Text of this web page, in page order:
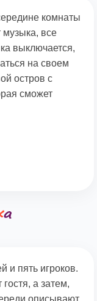
комнаты
музыка, все
выключается,
на своем
остров с
сможет
и пять игроков.
а затем,
описывают